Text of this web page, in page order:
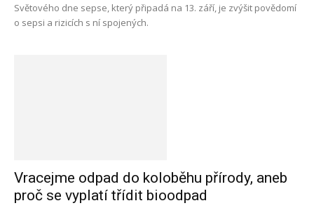
Světového dne sepse, který připadá na 13. září, je zvýšit povědomí
o sepsi a rizicích s ní spojených.
Vracejme odpad do koloběhu přírody, aneb
proč se vyplatí třídit bioodpad